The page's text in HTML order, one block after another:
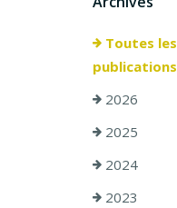
Toutes les
publications
2026
2025
2024
2023